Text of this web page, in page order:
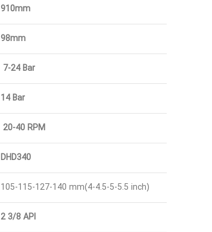
910mm
98mm
7-24 Bar
14 Bar
20-40 RPM
DHD340
105-115-127-140 mm(4-4.5-5-5.5 inch)
2 3/8 API